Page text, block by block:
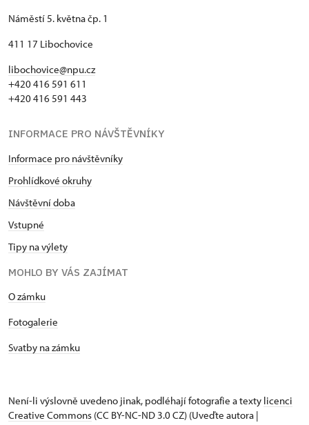
Náměstí 5. května čp. 1
411 17 Libochovice
libochovice@npu.cz
+420 416 591 611
+420 416 591 443
INFORMACE PRO NÁVŠTĚVNÍKY
Informace pro návštěvníky
Prohlídkové okruhy
Návštěvní doba
Vstupné
Tipy na výlety
MOHLO BY VÁS ZAJÍMAT
O zámku
Fotogalerie
Svatby na zámku
Není-li výslovně uvedeno jinak, podléhají fotografie a texty licenci
Creative Commons (CC BY-NC-ND 3.0 CZ) (Uveďte autora |